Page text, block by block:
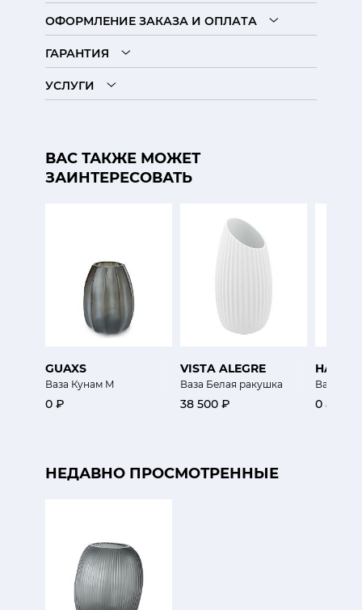
ОФОРМЛЕНИЕ ЗАКАЗА И ОПЛАТА
ГАРАНТИЯ
УСЛУГИ
ВАС ТАКЖЕ МОЖЕТ
ЗАИНТЕРЕСОВАТЬ
GUAXS
Ваза Кунам М
0 ₽
VISTA ALEGRE
Ваза Белая ракушка
38 500 ₽
Ваза
0 ₽
НЕДАВНО ПРОСМОТРЕННЫЕ